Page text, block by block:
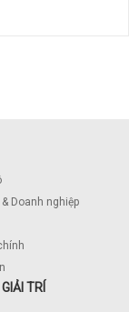
Doanh nghiệp
TRÍ